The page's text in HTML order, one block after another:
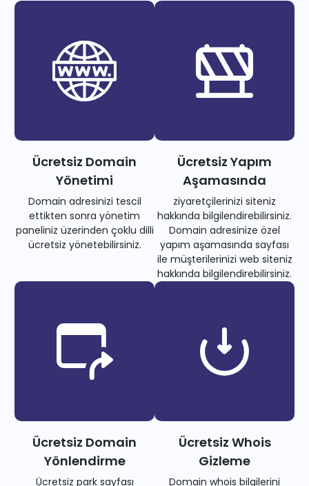
Ücretsiz Domain
Yönetimi
Domain adresinizi tescil
ettikten sonra yönetim
paneliniz üzerinden çoklu dilli
ücretsiz yönetebilirsiniz.
Ücretsiz Yapım
Aşamasında
ziyaretçilerinizi siteniz
hakkında bilgilendirebilirsiniz.
Domain adresinize özel
yapım aşamasında sayfası
ile müşterilerinizi web siteniz
hakkında bilgilendirebilirsiniz.
Ücretsiz Domain
Yönlendirme
Ücretsiz park sayfası
Ücretsiz Whois
Gizleme
Domain whois bilgilerini